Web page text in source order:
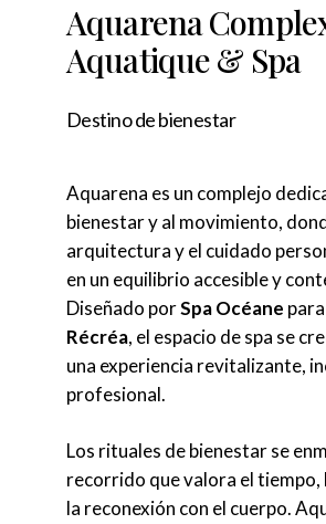
Aquarena
Aquatique & Spa
Destino de bienestar
Aquarena es un complejo
bienestar y al movimiento,
arquitectura y el cuidado
en un equilibrio accesible y
Diseñado porSpa Océane para
Récréa, el espacio de spa se
una experiencia revitalizante,
profesional.
Los rituales de bienestar se
recorrido que valora el tiempo,
la reconexión con el cuerpo.